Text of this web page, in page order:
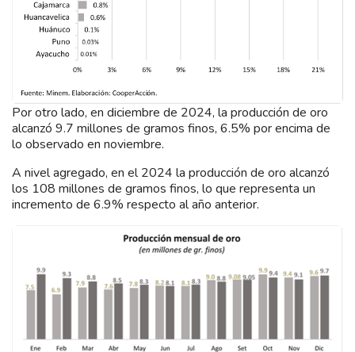
Por otro lado, en diciembre de 2024, la producción de oro
alcanzó 9.7 millones de gramos finos, 6.5% por encima de
lo observado en noviembre.
A nivel agregado, en el 2024 la producción de oro alcanzó
los 108 millones de gramos finos, lo que representa un
incremento de 6.9% respecto al año anterior.